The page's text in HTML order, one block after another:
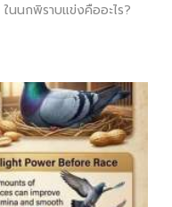
นนกพิราบแข่งคืออะไร?